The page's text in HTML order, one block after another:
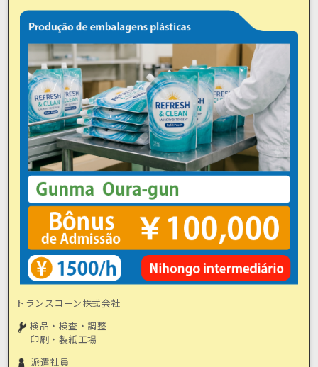
トランスコーン株式会社
検品・検査・調整
印刷・製紙工場
派遣社員